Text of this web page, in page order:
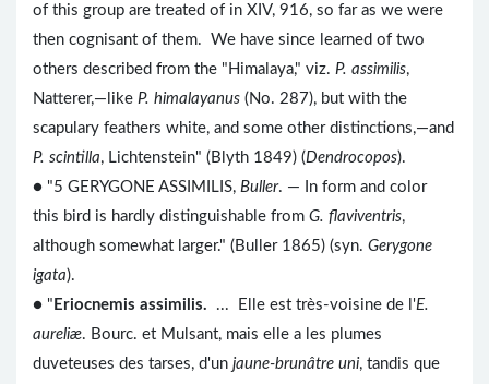
of this group are treated of in XIV, 916, so far as we were
then cognisant of them. We have since learned of two
others described from the "Himalaya," viz. P. assimilis,
Natterer,—like P. himalayanus (No. 287), but with the
scapulary feathers white, and some other distinctions,—and
P. scintilla, Lichtenstein" (Blyth 1849) (Dendrocopos).
● "5 GERYGONE ASSIMILIS, Buller. — In form and color
this bird is hardly distinguishable from G. flaviventris,
although somewhat larger." (Buller 1865) (syn. Gerygone
igata).
● " Eriocnemis assimilis. ... Elle est très-voisine de l'E.
aureliæ. Bourc. et Mulsant, mais elle a les plumes
duveteuses des tarses, d'un jaune-brunâtre uni, tandis que